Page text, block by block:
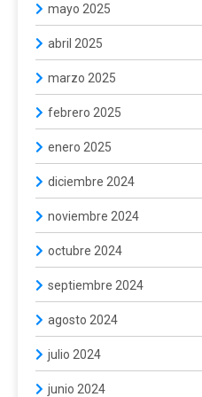
mayo 2025
abril 2025
marzo 2025
febrero 2025
enero 2025
diciembre 2024
noviembre 2024
octubre 2024
septiembre 2024
agosto 2024
julio 2024
junio 2024